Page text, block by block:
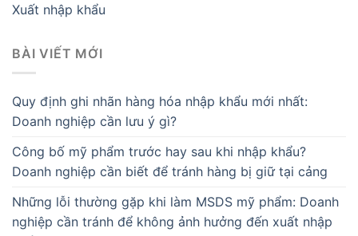
Xuất nhập khẩu
BÀI VIẾT MỚI
Quy định ghi nhãn hàng hóa nhập khẩu mới nhất:
Doanh nghiệp cần lưu ý gì?
Công bố mỹ phẩm trước hay sau khi nhập khẩu?
Doanh nghiệp cần biết để tránh hàng bị giữ tại cảng
Những lỗi thường gặp khi làm MSDS mỹ phẩm: Doanh
nghiệp cần tránh để không ảnh hưởng đến xuất nhập